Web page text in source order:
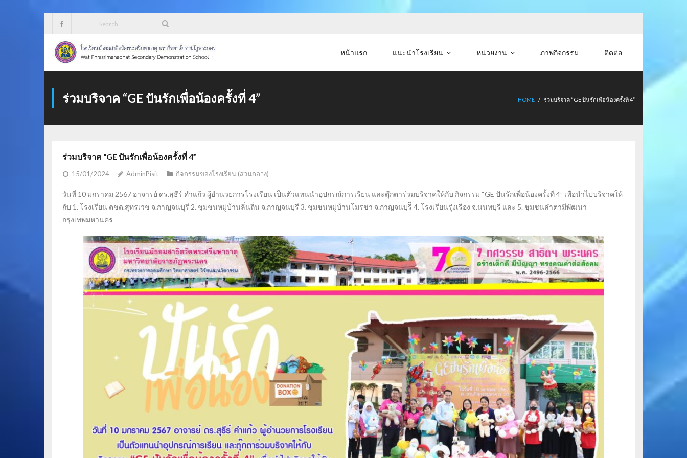
content
หน้าแรก
แนะนำโรงเรียน หน่วยงาน ภาพกิจกรรม ติดต่อ
HOME / ร่วมบริจาค “GE ปันรักเพื่อน้องครั้งที่ 4”
ร่วมบริจาค “GE ปันรักเพื่อน้องครั้งที่ 4”
ร่วมบริจาค “GE ปันรักเพื่อน้องครั้งที่ 4”
15/01/2024 AdminPisit กิจกรรมของโรงเรียน (ส่วนกลาง)
วันที่ 10 มกราคม 2567 อาจารย์ ดร.สุธีร์ คำแก้ว ผู้อำนวยการโรงเรียน เป็นตัวแทนนำอุปกรณ์การเรียน และตุ๊กตาร่วมบริจาคให้กับ กิจกรรม “GE ปันรักเพื่อน้องครั้งที่ 4” เพื่อนำไปบริจาคให้
กับ 1. โรงเรียน ตชด.สุทรเวช จ.กาญจนบุรี 2. ชุมชนหมู่บ้านลิ่นถิ่น จ.กาญจนบุรี 3. ชุมชนหมู่บ้านโมรข่า จ.กาญจนบุรีิ 4. โรงเรียนรุ่งเรือง จ.นนทบุรี และ 5. ชุมชนลำตามีพัฒนา
กรุงเทพมหานคร